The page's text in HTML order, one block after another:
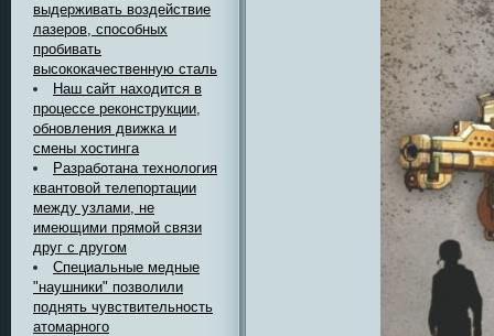
выдерживать воздействие
лазеров, способных
пробивать
высококачественную сталь
Наш сайт находится в
процессе реконструкции,
обновления движка и
смены хостинга
Разработана технология
квантовой телепортации
между узлами, не
имеющими прямой связи
друг с другом
Специальные медные
"наушники" позволили
поднять чувствительность
атомарного